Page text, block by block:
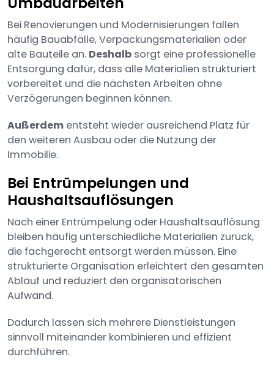
Bei Renovierungen und Modernisierungen fallen
häufig Bauabfälle, Verpackungsmaterialien oder
alte Bauteile an. Deshalb sorgt eine professionelle
Entsorgung dafür, dass alle Materialien strukturiert
vorbereitet und die nächsten Arbeiten ohne
Verzögerungen beginnen können.
Außerdem entsteht wieder ausreichend Platz für
den weiteren Ausbau oder die Nutzung der
Immobilie.
Bei Entrümpelungen und
Haushaltsauflösungen
Nach einer Entrümpelung oder Haushaltsauflösung
bleiben häufig unterschiedliche Materialien zurück,
die fachgerecht entsorgt werden müssen. Eine
strukturierte Organisation erleichtert den gesamten
Ablauf und reduziert den organisatorischen
Aufwand.
Dadurch lassen sich mehrere Dienstleistungen
sinnvoll miteinander kombinieren und effizient
durchführen.